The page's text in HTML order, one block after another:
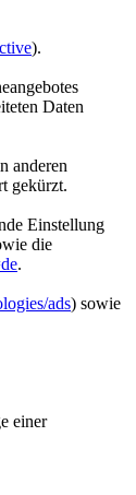
).
Daten
anderen
gekürzt.
Einstellung
die
.
ads) sowie
einer